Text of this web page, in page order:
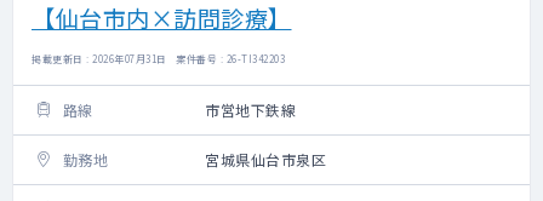
【仙台市内×訪問診療】
掲載更新日 : 2026年07月31日 案件番号 : 26-TI342203
路線 市営地下鉄線
勤務地 宮城県仙台市泉区